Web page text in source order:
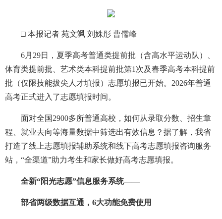
□ 本报记者 苑文飒 刘姝彤 曹儒峰
6月29日，夏季高考普通类提前批（含高水平运动队）、
体育类提前批、艺术类本科提前批第1次及春季高考本科提前
批（仅限技能拔尖人才填报）志愿填报已开始。2026年普通
高考正式进入了志愿填报时间。
面对全国2900多所普通高校，如何从录取分数、招生章
程、就业去向等海量数据中筛选出有效信息？据了解，我省
打造了线上志愿填报辅助系统和线下高考志愿填报咨询服务
站，“全渠道”助力考生和家长做好高考志愿填报。
全新“阳光志愿”信息服务系统——
部省两级数据互通，6大功能免费使用